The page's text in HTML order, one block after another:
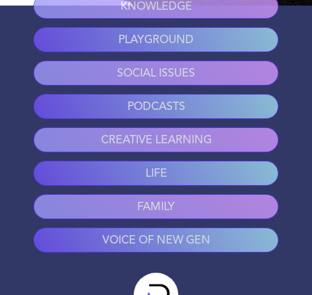
KNOWLEDGE
PLAYGROUND
SOCIAL ISSUES
PODCASTS
CREATIVE LEARNING
LIFE
FAMILY
VOICE OF NEW GEN